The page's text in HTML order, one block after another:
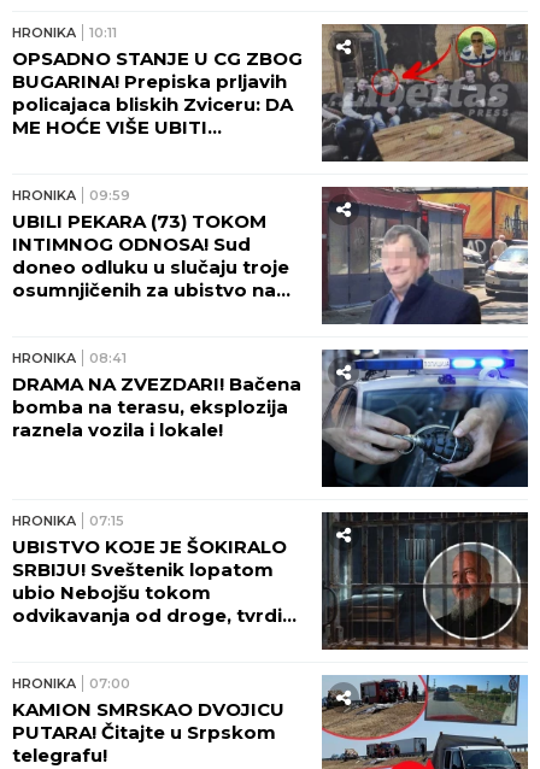
HRONIKA 10:11
OPSADNO STANJE U CG ZBOG
BUGARINA! Prepiska prljavih
policajaca bliskih Zviceru: DA
ME HOĆE VIŠE UBITI...
HRONIKA 09:59
UBILI PEKARA (73) TOKOM
INTIMNOG ODNOSA! Sud
doneo odluku u slučaju troje
osumnjičenih za ubistvo na
HRONIKA 08:41
DRAMA NA ZVEZDARI! Bačena
bomba na terasu, eksplozija
raznela vozila i lokale!
HRONIKA 07:15
UBISTVO KOJE JE ŠOKIRALO
SRBIJU! Sveštenik lopatom
ubio Nebojšu tokom
odvikavanja od droge, tvrdio
HRONIKA 07:00
KAMION SMRSKAO DVOJICU
PUTARA! Čitajte u Srpskom
telegrafu!